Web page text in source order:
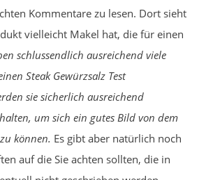
Kommentare zu lesen. Dort sieht
vielleicht Makel hat, die für einen
schlussendlich ausreichend viele
Steak Gewürzsalz Test
sie sicherlich ausreichend
um sich ein gutes Bild von dem
können. Es gibt aber natürlich noch
auf die Sie achten sollten, die in